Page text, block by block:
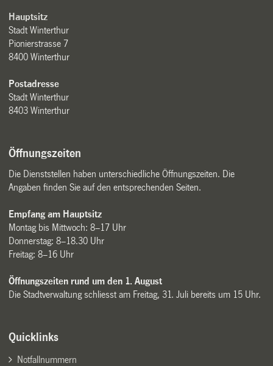
Hauptsitz
Stadt Winterthur
Pionierstrasse 7
8400 Winterthur
Postadresse
Stadt Winterthur
8403 Winterthur
Öffnungszeiten
Die Dienststellen haben unterschiedliche Öffnungszeiten. Die
Angaben finden Sie auf den entsprechenden Seiten.
Empfang am Hauptsitz
Montag bis Mittwoch: 8–17 Uhr
Donnerstag: 8–18.30 Uhr
Freitag: 8–16 Uhr
Öffnungszeiten rund um den 1. August
Die Stadtverwaltung schliesst am Freitag, 31. Juli bereits um 15 Uhr.
Quicklinks
Notfallnummern